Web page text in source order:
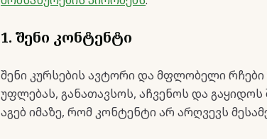
1. შენი კონტენტი
შენი კურსების ავტორი და მფლობელი რჩები
უფლებას, განათავსოს, აჩვენოს და
აგებ იმაზე, რომ კონტენტი არ არღვევს